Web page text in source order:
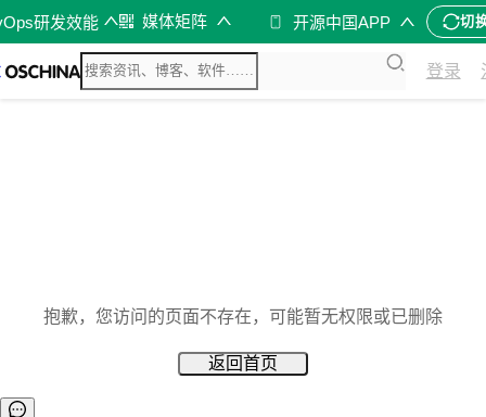
研发效能 媒体矩阵 开源中国APP 切
登录
抱歉，您访问的页面不存在，可能暂无权限或已删除
返回首页